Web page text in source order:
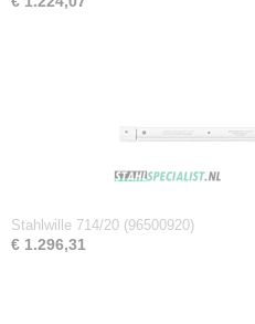
Stahlwille 714/20 (96500920)
€ 1.296,31